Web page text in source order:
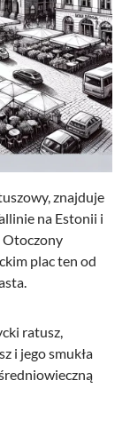
znajduje
na Estonii i
Otoczony
plac ten od
ratusz,
i jego smukła